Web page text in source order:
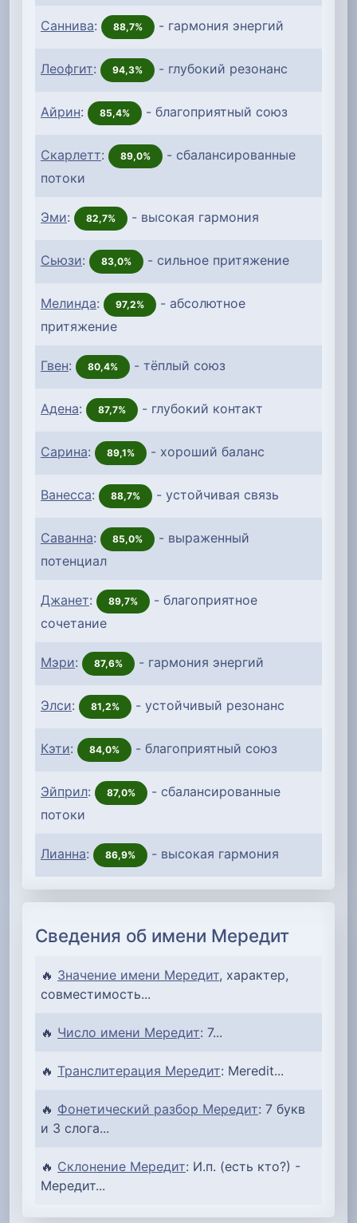
Саннива: 88,7% - гармония энергий
Леофгит: 94,3% - глубокий резонанс
Айрин: 85,4% - благоприятный союз
Скарлетт: 89,0%
- сбалансированные
потоки
Эми: 82,7% - высокая гармония
Сьюзи: 83,0% - сильное притяжение
Мелинда: 97,2%
- абсолютное
притяжение
Гвен: 80,4% - тёплый союз
Адена: 87,7% - глубокий контакт
Сарина: 89,1% - хороший баланс
Ванесса: 88,7% - устойчивая связь
Саванна: 85,0%
- выраженный
потенциал
Джанет: 89,7%
- благоприятное
сочетание
Мэри: 87,6% - гармония энергий
Элси: 81,2% - устойчивый резонанс
Кэти: 84,0% - благоприятный союз
Эйприл: 87,0%
- сбалансированные
потоки
Лианна: 86,9% - высокая гармония
Сведения об имени Мередит
🔥 Значение имени Мередит, характер,
совместимость...
🔥 Число имени Мередит: 7...
🔥 Транслитерация Мередит: Meredit...
🔥 Фонетический разбор Мередит: 7 букв
и 3 слога...
🔥 Склонение Мередит: И.п. (есть кто?) -
Мередит...